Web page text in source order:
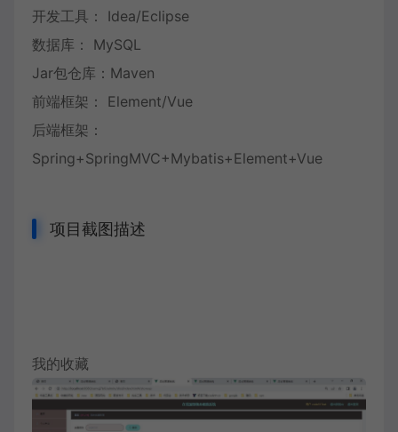
开发工具： Idea/Eclipse
数据库： MySQL
Jar包仓库：Maven
前端框架： Element/Vue
后端框架：
Spring+SpringMVC+Mybatis+Element+Vue
项目截图描述
我的收藏